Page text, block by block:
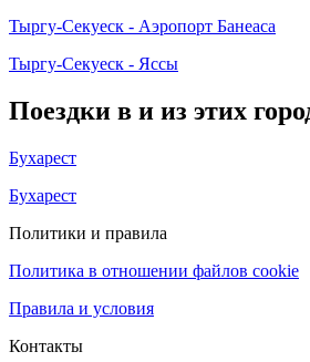
Тыргу-Секуеск - Аэропорт Банеаса
Тыргу-Секуеск - Яссы
Поездки в и из этих
Бухарест
Бухарест
Политики и правила
Политика в отношении файлов cookie
Правила и условия
Контакты